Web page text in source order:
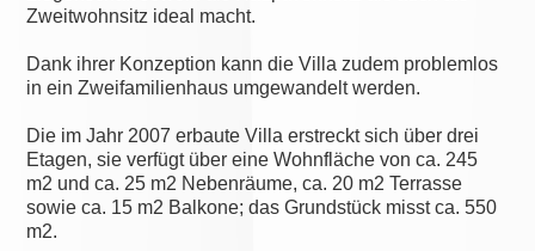
Zweitwohnsitz ideal macht.
Dank ihrer Konzeption kann die Villa zudem problemlos
in ein Zweifamilienhaus umgewandelt werden.
Die im Jahr 2007 erbaute Villa erstreckt sich über drei
Etagen, sie verfügt über eine Wohnfläche von ca. 245
m2 und ca. 25 m2 Nebenräume, ca. 20 m2 Terrasse
sowie ca. 15 m2 Balkone; das Grundstück misst ca. 550
m2.